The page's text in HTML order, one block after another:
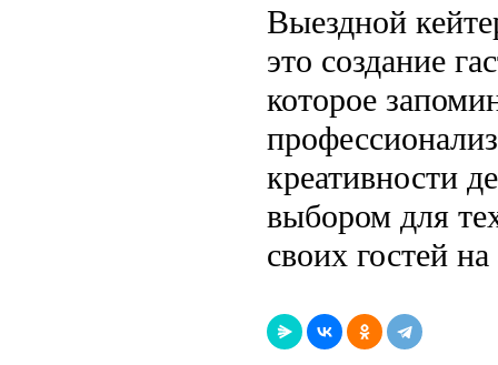
Выездной
это создание
которое
креативности
выбором для
своих гостей